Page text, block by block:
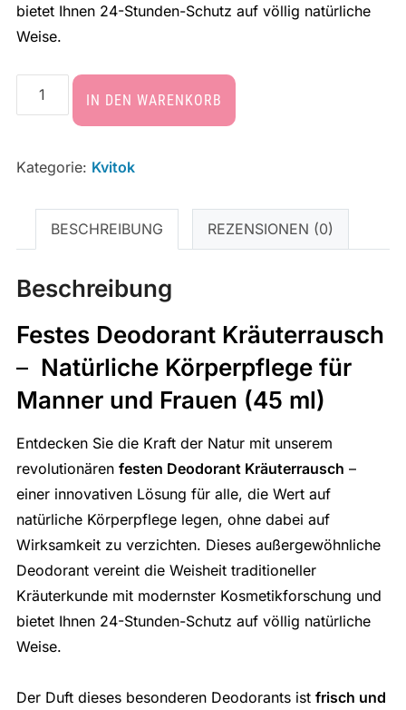
bietet Ihnen 24-Stunden-Schutz auf völlig natürliche
Weise.
IN DEN WARENKORB
Kategorie: Kvitok
BESCHREIBUNG REZENSIONEN (0)
Beschreibung
Festes Deodorant Kräuterrausch
– Natürliche Körperpflege für
Manner und Frauen (45 ml)
Entdecken Sie die Kraft der Natur mit unserem
revolutionären festen Deodorant Kräuterrausch –
einer innovativen Lösung für alle, die Wert auf
natürliche Körperpflege legen, ohne dabei auf
Wirksamkeit zu verzichten. Dieses außergewöhnliche
Deodorant vereint die Weisheit traditioneller
Kräuterkunde mit modernster Kosmetikforschung und
bietet Ihnen 24-Stunden-Schutz auf völlig natürliche
Weise.
Der Duft dieses besonderen Deodorants ist frisch und